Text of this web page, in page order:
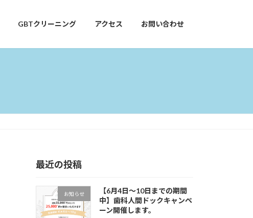
GBTクリーニング アクセス お問い合わせ
最近の投稿
お知らせ
【6月4日～10日までの期間
中】歯科人間ドックキャンペ
ーン開催します。